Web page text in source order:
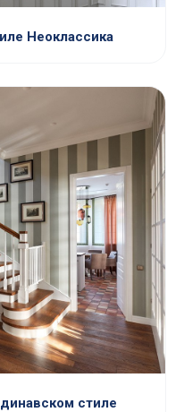
Неоклассика
стиле